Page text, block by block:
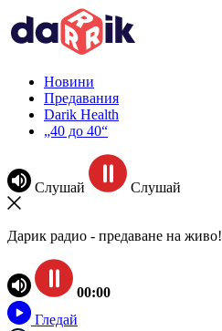
Новини
Предавания
Darik Health
„40 до 40“
Слушай Слушай
Дарик радио - предаване на живо!
00:00
Гледай